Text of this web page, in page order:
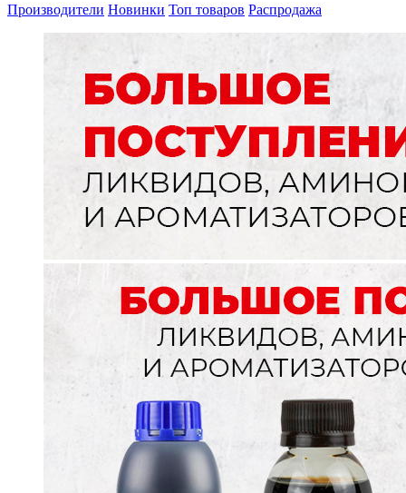
Производители Новинки Топ товаров Распродажа